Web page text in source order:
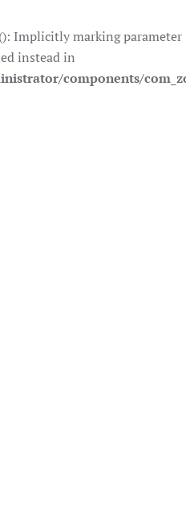
Implicitly marking
instead in
components/